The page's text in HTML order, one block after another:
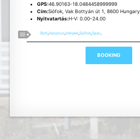
GPS:46.90163-18.0484458999999
Cím:Siófok, Vak Bottyán út 1, 8600 Hungary
Nyitvatartás:H-V: 0.00-24.00
Bolt ,Hasznos ,Helyek ,Siófok ,Spar